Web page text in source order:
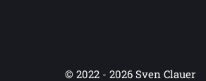
© 2022 - 2026 Sven Clauer